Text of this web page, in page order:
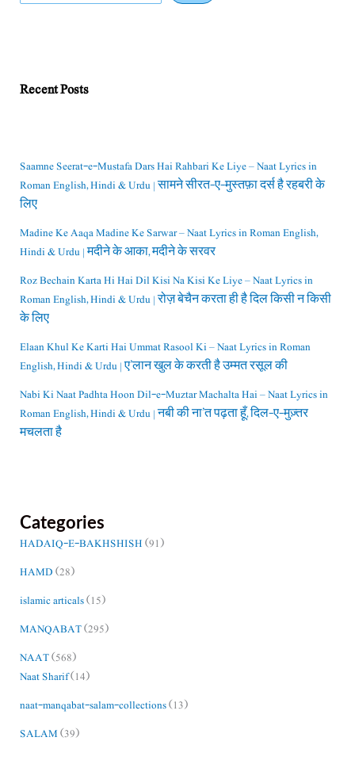
Recent Posts
Saamne Seerat-e-Mustafa Dars Hai Rahbari Ke Liye – Naat Lyrics in
Roman English, Hindi & Urdu | सामने सीरत-ए-मुस्तफ़ा दर्स है रहबरी के
लिए
Madine Ke Aaqa Madine Ke Sarwar – Naat Lyrics in Roman English,
Hindi & Urdu | मदीने के आका, मदीने के सरवर
Roz Bechain Karta Hi Hai Dil Kisi Na Kisi Ke Liye – Naat Lyrics in
Roman English, Hindi & Urdu | रोज़ बेचैन करता ही है दिल किसी न किसी
के लिए
Elaan Khul Ke Karti Hai Ummat Rasool Ki – Naat Lyrics in Roman
English, Hindi & Urdu | ए’लान खुल के करती है उम्मत रसूल की
Nabi Ki Naat Padhta Hoon Dil-e-Muztar Machalta Hai – Naat Lyrics in
Roman English, Hindi & Urdu | नबी की ना’त पढ़ता हूँ, दिल-ए-मुज़्तर
मचलता है
Categories
HADAIQ-E-BAKHSHISH(91)
HAMD(28)
islamic articals(15)
MANQABAT(295)
NAAT(568)
Naat Sharif(14)
naat-manqabat-salam-collections(13)
SALAM(39)